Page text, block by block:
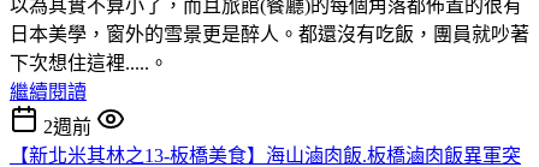
以為其實不算小了，而且旅館(餐廳)的每個角落都佈置的很有
日本美學，窗外的雪景更是醉人。都還沒有吃飯，團員就吵著
下次想住這裡.....。
繼續閱讀
2週前
【新北米其林之13-板橋美食】海山滷肉飯.板橋滷肉飯異軍突